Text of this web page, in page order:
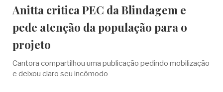
Anitta critica PEC da Blindagem e
pede atenção da população para o
projeto
Cantora compartilhou uma publicação pedindo mobilização
e deixou claro seu incômodo